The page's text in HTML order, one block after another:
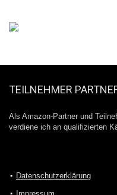
TEILNEHMER
Als Amazon-Partner und
verdiene ich an qualifizierten
Datenschutzerklärung